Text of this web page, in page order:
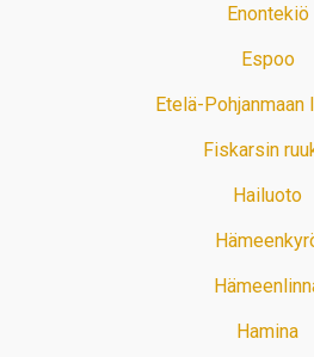
Enontekiö
Espoo
Etelä-Pohjanmaan
Fiskarsin
Hailuoto
Hamina